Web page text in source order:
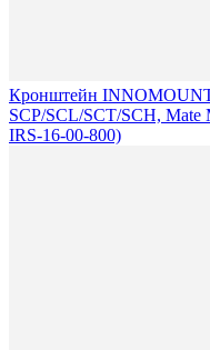
Кронштейн
SCP/SCL/SCT/SCH,
IRS-16-00-800)